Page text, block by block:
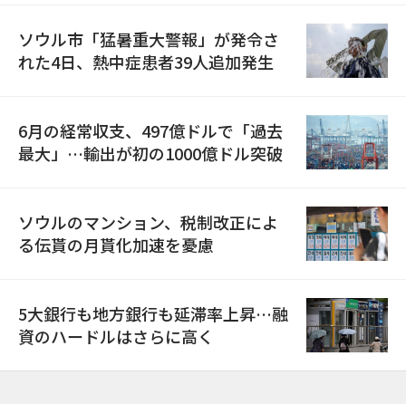
ソウル市「猛暑重大警報」が発令さ
れた4日、熱中症患者39人追加発生
6月の経常収支、497億ドルで「過去
最大」…輸出が初の1000億ドル突破
ソウルのマンション、税制改正によ
る伝貰の月貰化加速を憂慮
5大銀行も地方銀行も延滞率上昇…融
資のハードルはさらに高く